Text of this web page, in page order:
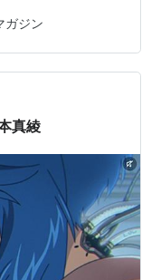
の金字塔である。
ガジン
真綾